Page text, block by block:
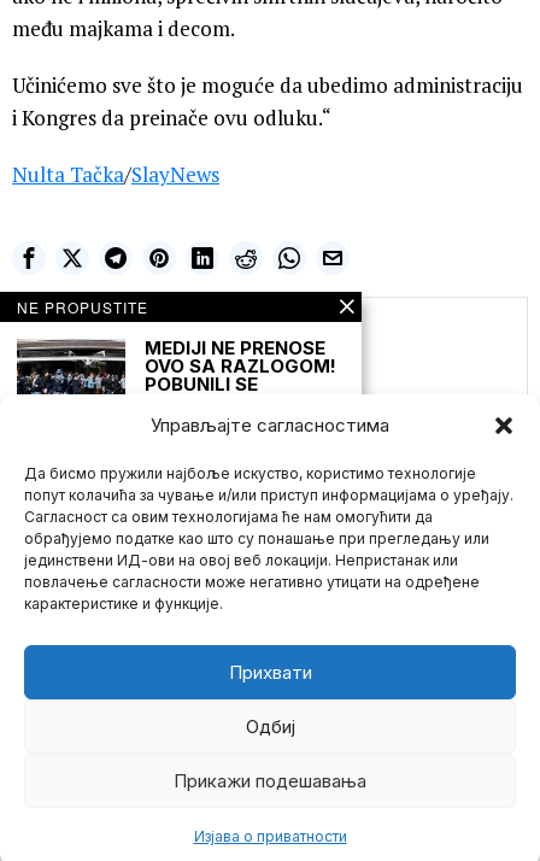
Управљајте сагласностима
Да бисмо пружили најбоље искуство, користимо технологије
попут колачића за чување и/или приступ информацијама о уређају.
Сагласност са овим технологијама ће нам омогућити да
обрађујемо податке као што су понашање при прегледању или
јединствени ИД-ови на овој веб локацији. Непристанак или
повлачење сагласности може негативно утицати на одређене
карактеристике и функције.
Прихвати
Одбиј
Прикажи подешавања
Изјава о приватности
među majkama i decom.
Učinićemo sve što je moguće da ubedimo administraciju
i Kongres da preinače ovu odluku.“
Nulta Tačka/SlayNews
Milena Stojaković
Mario zna Youtube
2026- Sva prava zadržana.
NE PROPUSTITE
MEDIJI NE PRENOSE
OVO SA RAZLOGOM!
POBUNILI SE
MASOVNI PROTESTI
PROTIV COVID MERA
AUSTRALIJI!
POLICIJA KORISTI
SILU (VIDEO)
Nakon nekoliko nedelja
brutalnih zaključavanja
australijanaca od strane
vlade i
britanske vlade
izazvale su više od
330.000 smrtnih
slučajeva uoči COVID
viška smrtnih slučajeva u